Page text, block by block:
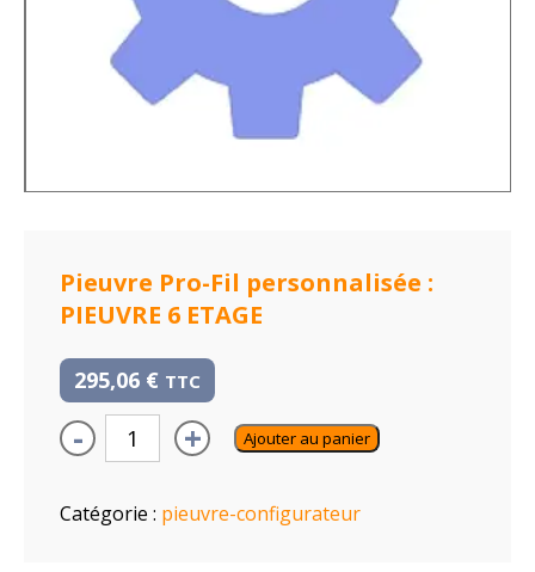
Pieuvre Pro-Fil personnalisée :
PIEUVRE 6 ETAGE
295,06 € TTC
- + Ajouter au panier
Catégorie : pieuvre-configurateur